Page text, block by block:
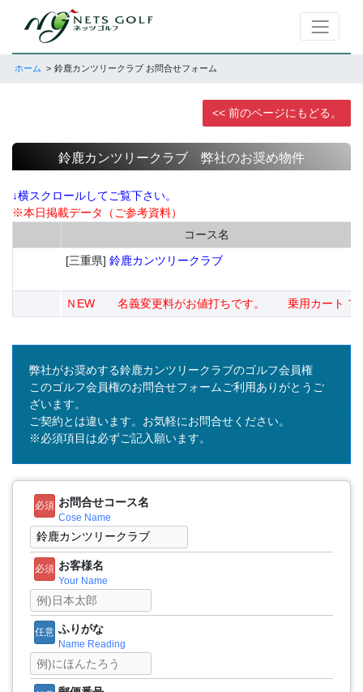
ホーム 鈴鹿カンツリークラブ お問合せフォーム
<< 前のページにもどる。
鈴鹿カンツリークラブ 弊社のお奨め物件
↓横スクロールしてご覧下さい。
※本日掲載データ（ご参考資料）
コース名
[三重県] 鈴鹿カンツリークラブ
ＮEW 名義変更料がお値打ちです。 乗用カート フ
弊社がお奨めする鈴鹿カンツリークラブのゴルフ会員権
このゴルフ会員権のお問合せフォームご利用ありがとうご
ざいます。
ご契約とは違います。お気軽にお問合せください。
※必須項目は必ずご記入願います。
必須 お問合せコース名
Cose Name
必須 お客様名
Your Name
任意 ふりがな
Name Reading